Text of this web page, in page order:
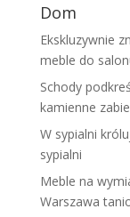
Dom
Ekskluzywnie
meble do
Schody
kamienne
W sypialni
sypialni
Meble na
Warszawa